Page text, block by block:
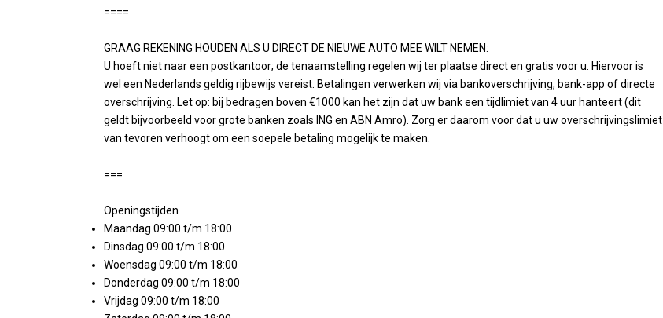
====
GRAAG REKENING HOUDEN ALS U DIRECT DE NIEUWE AUTO MEE WILT NEMEN:
U hoeft niet naar een postkantoor; de tenaamstelling regelen wij ter plaatse direct en gratis voor u. Hiervoor is
wel een Nederlands geldig rijbewijs vereist. Betalingen verwerken wij via bankoverschrijving, bank-app of directe
overschrijving. Let op: bij bedragen boven €1000 kan het zijn dat uw bank een tijdlimiet van 4 uur hanteert (dit
geldt bijvoorbeeld voor grote banken zoals ING en ABN Amro). Zorg er daarom voor dat u uw overschrijvingslimiet
van tevoren verhoogt om een soepele betaling mogelijk te maken.
===
Openingstijden
Maandag 09:00 t/m 18:00
Dinsdag 09:00 t/m 18:00
Woensdag 09:00 t/m 18:00
Donderdag 09:00 t/m 18:00
Vrijdag 09:00 t/m 18:00